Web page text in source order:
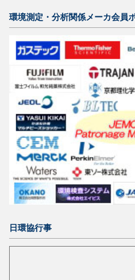
環境測定・分析関係メーカ会員
日環協行事